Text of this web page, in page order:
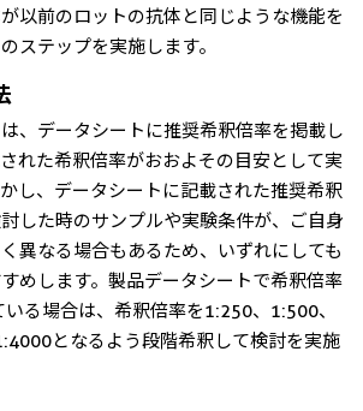
以前のロットの抗体と同じような機能を
ステップを実施します。
、データシートに推奨希釈倍率を掲載し
れた希釈倍率がおおよその目安として実
し、データシートに記載された推奨希釈
した時のサンプルや実験条件が、ご自身
異なる場合もあるため、いずれにしても
めします。製品データシートで希釈倍率
る場合は、希釈倍率を1:250、1:500、
となるよう段階希釈して検討を実施